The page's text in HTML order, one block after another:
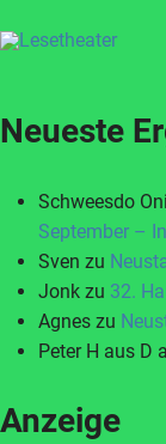
Neueste
Schweesdo
September –
Sven zu
Jonk zu 32.
Agnes zu
Peter H aus D
Anzeige